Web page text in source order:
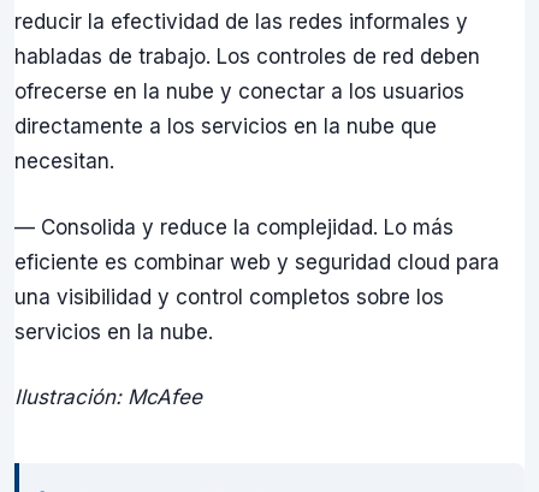
reducir la efectividad de las redes informales y
habladas de trabajo. Los controles de red deben
ofrecerse en la nube y conectar a los usuarios
directamente a los servicios en la nube que
necesitan.
— Consolida y reduce la complejidad. Lo más
eficiente es combinar web y seguridad cloud para
una visibilidad y control completos sobre los
servicios en la nube.
Ilustración: McAfee